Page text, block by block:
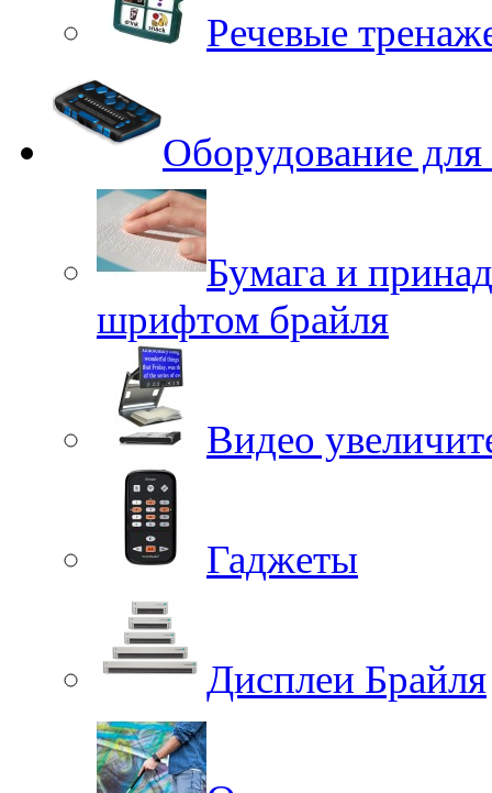
Речевые
Оборудование
Бумага и
шрифтом брайля
Видео
Гаджеты
Дисплеи Брайля